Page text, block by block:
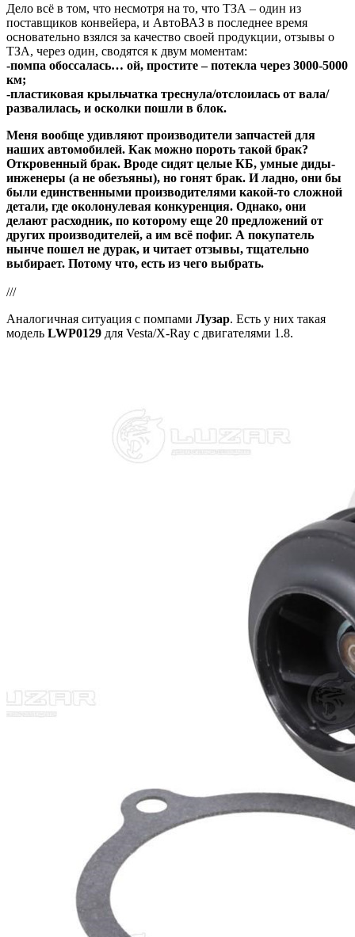
Дело всё в том, что несмотря на то, что ТЗА – один из
поставщиков конвейера, и АвтоВАЗ в последнее время
основательно взялся за качество своей продукции, отзывы о
ТЗА, через один, сводятся к двум моментам:
-помпа обоссалась… ой, простите – потекла через 3000-5000
км;
-пластиковая крыльчатка треснула/отслоилась от вала/
развалилась, и осколки пошли в блок.
Меня вообще удивляют производители запчастей для
наших автомобилей. Как можно пороть такой брак?
Откровенный брак. Вроде сидят целые КБ, умные диды-
инженеры (а не обезъяны), но гонят брак. И ладно, они бы
были единственными производителями какой-то сложной
детали, где околонулевая конкуренция. Однако, они
делают расходник, по которому еще 20 предложений от
других производителей, а им всё пофиг. А покупатель
нынче пошел не дурак, и читает отзывы, тщательно
выбирает. Потому что, есть из чего выбрать.
///
Аналогичная ситуация с помпами Лузар. Есть у них такая
модель LWP0129 для Vesta/X-Ray с двигателями 1.8.